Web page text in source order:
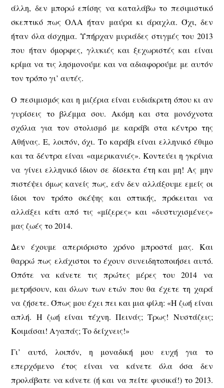
άλλη, δεν μπορώ επίσης να καταλάβω το πεσιμιστικό
σκεπτικό πως ΟΛΑ ήταν μαύρα κι άραχλα. Όχι, δεν
ήταν όλα άσχημα. Υπήρχαν μυριάδες στιγμές του 2013
που ήταν όμορφες, γλυκιές και ξεχωριστές και είναι
κρίμα να τις λησμονούμε και να αδιαφορούμε με αυτόν
τον τρόπο γι’ αυτές.
Ο πεσιμισμός και η μιζέρια είναι ευδιάκριτη όπου κι αν
γυρίσεις το βλέμμα σου. Ακόμη και στα μονόχνοτα
σχόλια για τον στολισμό με καράβι στα κέντρο της
Αθήνας. Ε, λοιπόν, όχι. Το καράβι είναι ελληνικό έθιμο
και τα δέντρα είναι «αμερικανιές». Κοντεύει η γκρίνια
να γίνει ελληνικό ίδιον σε δίσεκτα έτη και μη! Ας μην
πιστέψει όμως κανείς πως, εάν δεν αλλάξουμε εμείς οι
ίδιοι τον τρόπο σκέψης και οπτικής, πρόκειται να
αλλάξει κάτι από τις «μίζερες» και «δυστυχισμένες»
μας ζωές το 2014.
Δεν έχουμε απεριόριστο χρόνο μπροστά μας. Και
θαρρώ πως ελάχιστοι το έχουν συνειδητοποιήσει αυτό.
Οπότε να κάνετε τις πρώτες μέρες του 2014 να
μετρήσουν, και όλων των ετών που θα έχετε τη χαρά
να ζήσετε. Όπως μου έχει πει και μια φίλη: «Η ζωή είναι
απλή. Η ζωή είναι τέχνη. Πεινάς; Τρως! Νυστάζεις;
Κοιμάσαι! Αγαπάς; Το δείχνεις!»
Γι’ αυτό, λοιπόν, η μοναδική μου ευχή για το
επερχόμενο έτος είναι να κάνετε όλα όσα δεν
προλάβατε να κάνετε (ή και να πείτε φυσικά!) το 2013.